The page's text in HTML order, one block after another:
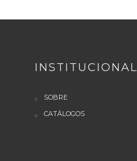
INSTITUCIONAL
SOBRE
CATÁLOGOS